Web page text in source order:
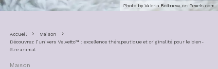
Photo by Valeria Boltneva on Pexels.com
Accueil
Maison
Découvrez l’univers Velvetto™ : excellence thérapeutique et originalité pour le bien-
être animal
Maison